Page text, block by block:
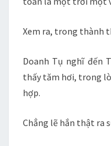
Xem ra, trong thành
Doanh Tụ nghĩ đến
thấy tăm hơi, trong
hợp.
Chẳng lẽ hắn thật ra